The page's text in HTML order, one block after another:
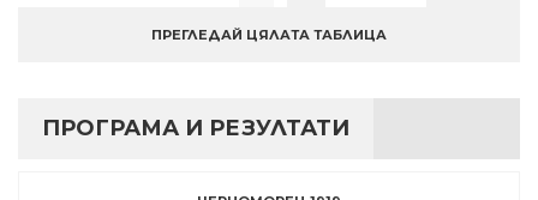
ПРЕГЛЕДАЙ ЦЯЛАТА ТАБЛИЦА
ПРОГРАМА И РЕЗУЛТАТИ